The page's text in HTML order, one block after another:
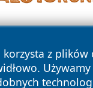
korzysta z plików